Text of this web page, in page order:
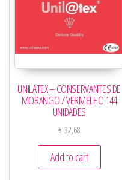
UNILATEX – CONSERVANTES DE
MORANGO / VERMELHO 144
UNIDADES
€32,68
Add to cart